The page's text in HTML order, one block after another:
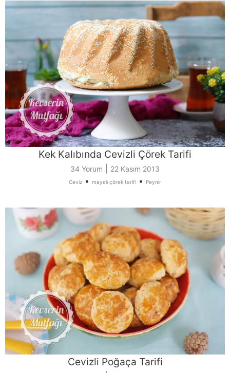
Kek Kalıbında Cevizli Çörek Tarifi
34 Yorum 22 Kasım 2013
Ceviz • mayalı çörek tarifi • Peynir
Cevizli Poğaça Tarifi